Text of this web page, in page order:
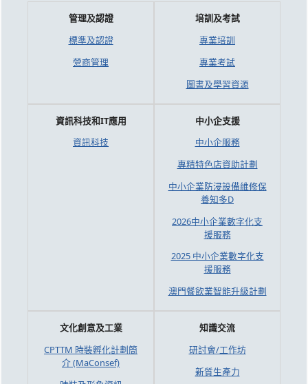
管理及認證
標準及認證
營商管理
培訓及考試
專業培訓
專業考試
圖書及學習資源
資訊科技和IT應用
資訊科技
中小企支援
中小企服務
專精特色店資助計劃
中小企業防浸設備維修保
養知多D
2026中小企業數字化支
援服務
2025 中小企業數字化支
援服務
澳門餐飲業智能升級計劃
文化創意及工業
CPTTM 時裝孵化計劃簡
介 (MaConsef)
知識交流
研討會/工作坊
新質生產力